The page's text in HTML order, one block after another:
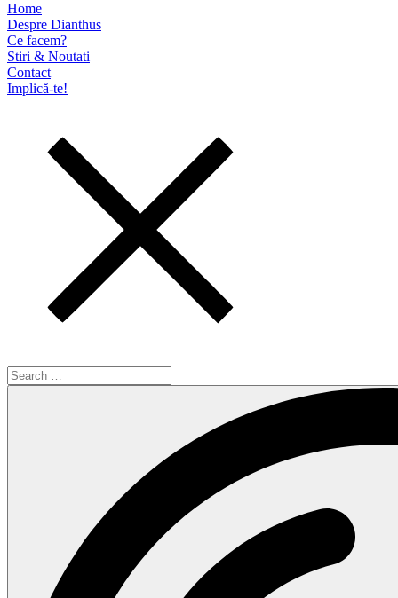
Home
Despre Dianthus
Ce facem?
Stiri & Noutati
Contact
Implică-te!